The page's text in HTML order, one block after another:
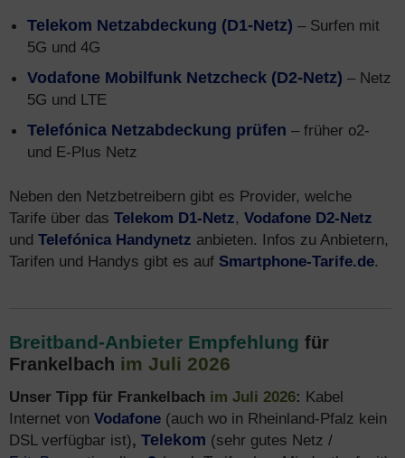
Telekom Netzabdeckung (D1-Netz) – Surfen mit
5G und 4G
Vodafone Mobilfunk Netzcheck (D2-Netz) – Netz
5G und LTE
Telefónica Netzabdeckung prüfen – früher o2-
und E-Plus Netz
Neben den Netzbetreibern gibt es Provider, welche
Tarife über das Telekom D1-Netz, Vodafone D2-Netz
und Telefónica Handynetz anbieten. Infos zu Anbietern,
Tarifen und Handys gibt es auf Smartphone-Tarife.de.
Breitband-Anbieter Empfehlung für
Frankelbach im Juli 2026
Unser Tipp für Frankelbach im Juli 2026: Kabel
Internet von Vodafone (auch wo in Rheinland-Pfalz kein
DSL verfügbar ist), Telekom (sehr gutes Netz /